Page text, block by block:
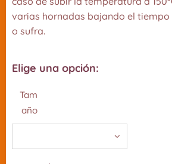
varias hornadas bajando el tiempo
o sufra.
Elige una opción:
Tam
año